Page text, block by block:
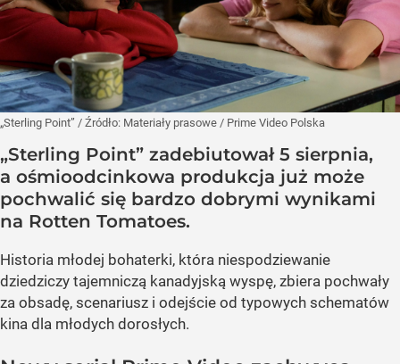
„Sterling Point” / Źródło: Materiały prasowe / Prime Video Polska
„Sterling Point” zadebiutował 5 sierpnia,
a ośmioodcinkowa produkcja już może
pochwalić się bardzo dobrymi wynikami
na Rotten Tomatoes.
Historia młodej bohaterki, która niespodziewanie
dziedziczy tajemniczą kanadyjską wyspę, zbiera pochwały
za obsadę, scenariusz i odejście od typowych schematów
kina dla młodych dorosłych.